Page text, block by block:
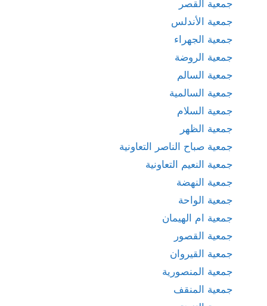
جمعية القصر
جمعية الأندلس
جمعية الجهراء
جمعية الروضة
جمعية السالم
جمعية السالمية
جمعية السلام
جمعية الظهر
جمعية صباح الناصر التعاونية
جمعية النعيم التعاونية
جمعية النهضة
جمعية الواحة
جمعية ام الهيمان
جمعية القصور
جمعية القيروان
جمعية المنصورية
جمعية المنقف